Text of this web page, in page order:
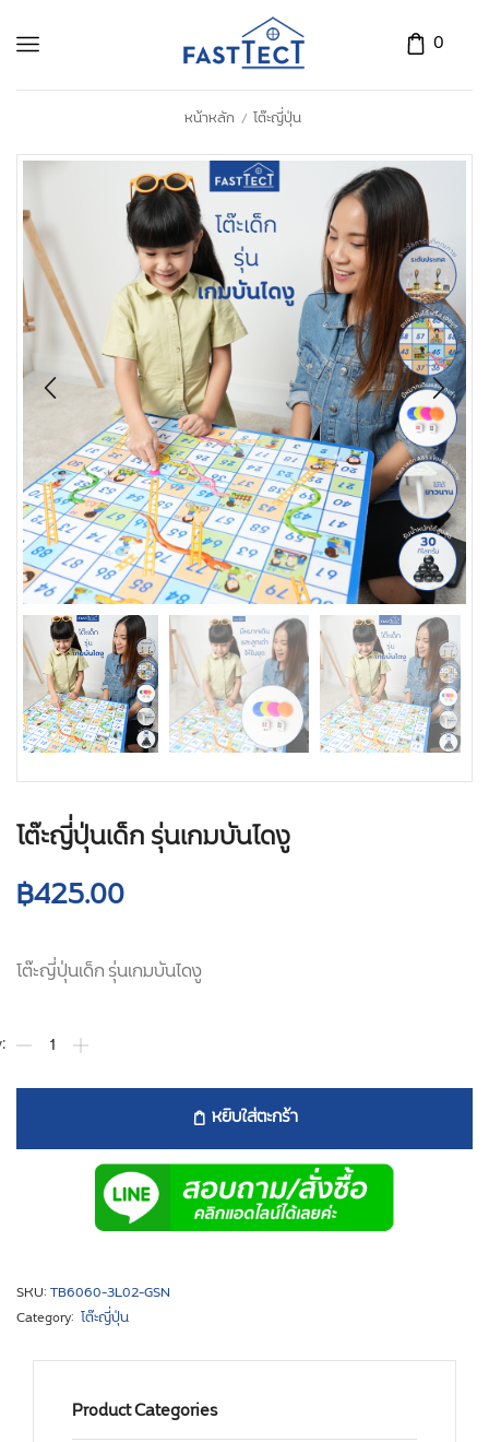
0
หน้าหลัก / โต๊ะญี่ปุ่น
โต๊ะญี่ปุ่นเด็ก รุ่นเกมบันไดงู
฿425.00
โต๊ะญี่ปุ่นเด็ก รุ่นเกมบันไดงู
หยิบใส่ตะกร้า
SKU:TB6060-3L02-GSN
Category: โต๊ะญี่ปุ่น
Product Categories